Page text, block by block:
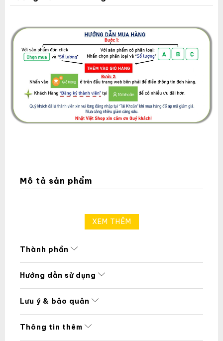
Mô tả sản phẩm
XEM THÊM
Thành phần
Hướng dẫn sử dụng
Lưu ý & bảo quản
Thông tin thêm